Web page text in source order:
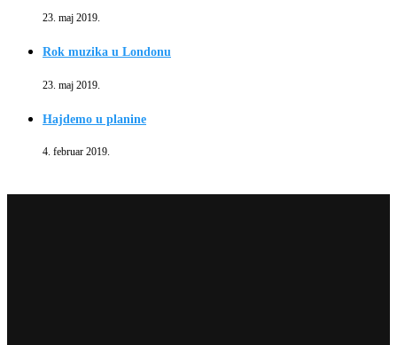
23. maj 2019.
Rok muzika u Londonu
23. maj 2019.
Hajdemo u planine
4. februar 2019.